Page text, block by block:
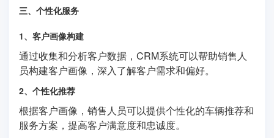
三、个性化服务
1、客户画像构建
通过收集和分析客户数据，CRM系统可以帮助销售人
员构建客户画像，深入了解客户需求和偏好。
2、个性化推荐
根据客户画像，销售人员可以提供个性化的车辆推荐和
服务方案，提高客户满意度和忠诚度。